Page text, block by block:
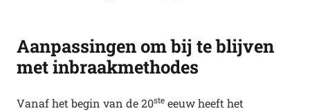
Aanpassingen om bij te blijven
met inbraakmethodes
Vanaf het begin van de 20ste eeuw heeft het